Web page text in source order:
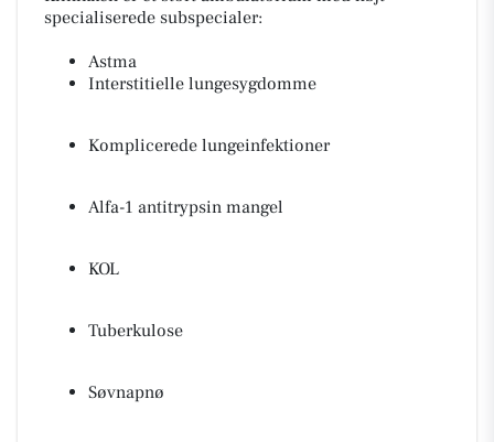
specialiserede subspecialer:
Astma
Interstitielle lungesygdomme
Komplicerede lungeinfektioner
Alfa-1 antitrypsin mangel
KOL
Tuberkulose
Søvnapnø